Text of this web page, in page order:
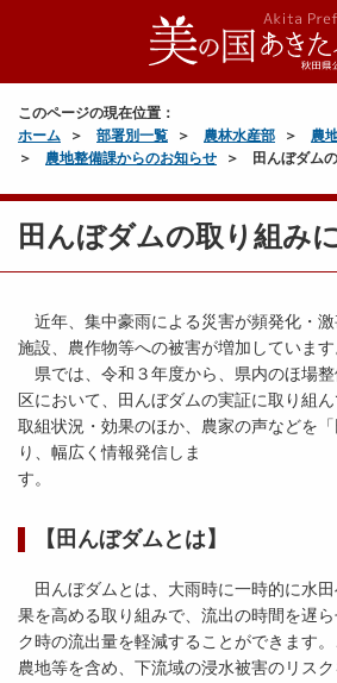
このページの現在位置：
ホーム
部署別一覧 農林水産部
農
農地整備課からのお知らせ
田んぼダム
田んぼダムの取り組み
近年、集中豪雨による災害が頻発化・
施設、農作物等への被害が増加しています
県では、令和３年度から、県内のほ場
区において、田んぼダムの実証に取り組
取組状況・効果のほか、農家の声などを
り、幅広く情報発信しま
す
【田んぼダムとは】
田んぼダムとは、大雨時に一時的に水
果を高める取り組みで、流出の時間を遅
ク時の流出量を軽減することができます
農地等を含め、下流域の浸水被害のリス